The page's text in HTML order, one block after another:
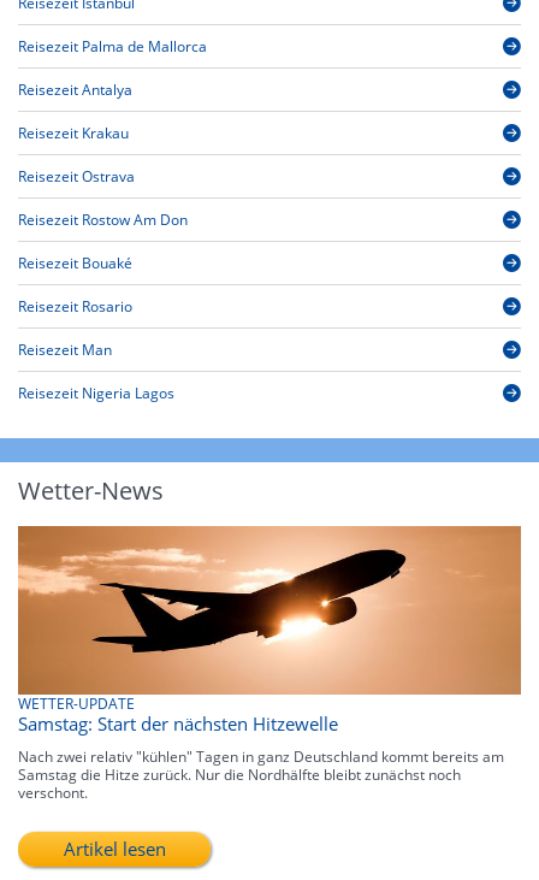
Reisezeit Palma de Mallorca
Reisezeit Antalya
Reisezeit Krakau
Reisezeit Ostrava
Reisezeit Rostow Am Don
Reisezeit Bouaké
Reisezeit Rosario
Reisezeit Man
Reisezeit Nigeria Lagos
Wetter-News
WETTER-UPDATE
Samstag: Start der nächsten Hitzewelle
Nach zwei relativ "kühlen" Tagen in ganz Deutschland kommt bereits am
Samstag die Hitze zurück. Nur die Nordhälfte bleibt zunächst noch
verschont.
Artikel lesen